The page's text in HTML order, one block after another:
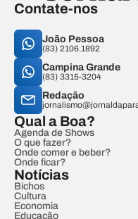
Contate-nos
João Pessoa
(83) 2106.1892
Campina Grande
(83) 3315-3204
Redação
Qual a Boa?
Agenda de Shows
O que fazer?
Onde comer e beber?
Onde ficar?
Notícias
Bichos
Cultura
Economia
Educação